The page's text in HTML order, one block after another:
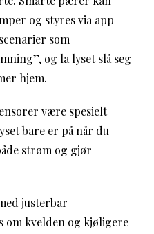
og styres via app
som
og la lyset slå seg
hjem.
være spesielt
bare er på når du
strøm og gjør
justerbar
om kvelden og kjøligere